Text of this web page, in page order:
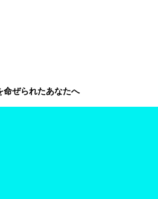
命ぜられたあなたへ